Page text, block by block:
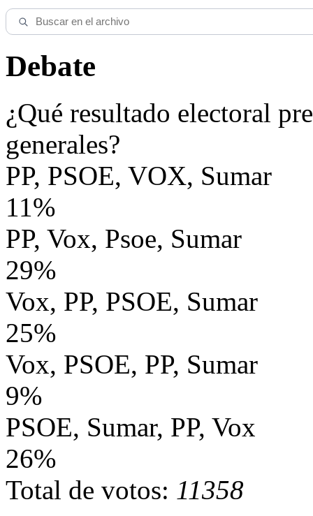
Debate
¿Qué resultado electoral
generales?
PP, PSOE, VOX, Sumar
11%
PP, Vox, Psoe, Sumar
29%
Vox, PP, PSOE, Sumar
25%
Vox, PSOE, PP, Sumar
9%
PSOE, Sumar, PP, Vox
26%
Total de votos: 11358